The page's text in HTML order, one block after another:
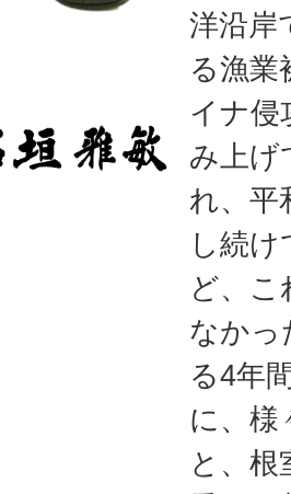
洋沿岸
る漁業
イナ侵
み上げ
れ、平
し続
ど、
なかっ
る4年
に、様
と、根